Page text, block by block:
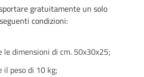
gratuitamente un solo
condizioni:
le dimensioni di cm. 50x30x25;
il peso di 10 kg;